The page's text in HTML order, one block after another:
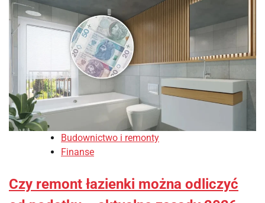
Budownictwo i remonty
Finanse
Czy remont łazienki można odliczyć